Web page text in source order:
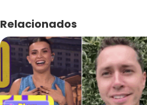
Relacionados